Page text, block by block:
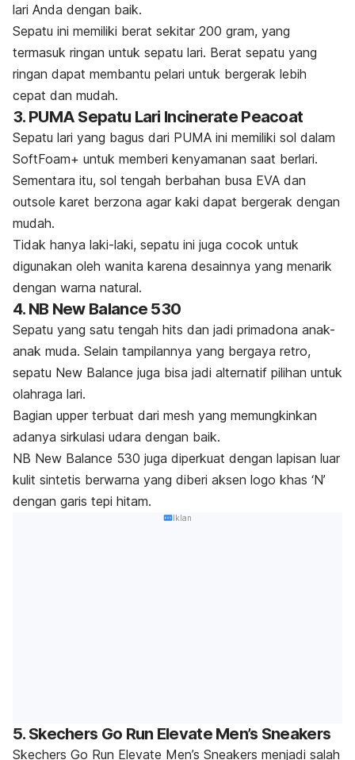
lari Anda dengan baik.
Sepatu ini memiliki berat sekitar 200 gram, yang
termasuk ringan untuk sepatu lari. Berat sepatu yang
ringan dapat membantu pelari untuk bergerak lebih
cepat dan mudah.
3. PUMA Sepatu Lari Incinerate Peacoat
Sepatu lari yang bagus dari PUMA ini memiliki sol dalam
SoftFoam+ untuk memberi kenyamanan saat berlari.
Sementara itu, sol tengah berbahan busa EVA dan
outsole karet berzona agar kaki dapat bergerak dengan
mudah.
Tidak hanya laki-laki, sepatu ini juga cocok untuk
digunakan oleh wanita karena desainnya yang menarik
dengan warna natural.
4. NB New Balance 530
Sepatu yang satu tengah hits dan jadi primadona anak-
anak muda. Selain tampilannya yang bergaya retro,
sepatu New Balance juga bisa jadi alternatif pilihan untuk
olahraga lari.
Bagian upper terbuat dari mesh yang memungkinkan
adanya sirkulasi udara dengan baik.
NB New Balance 530 juga diperkuat dengan lapisan luar
kulit sintetis berwarna yang diberi aksen logo khas ‘N’
dengan garis tepi hitam.
Iklan
5. Skechers Go Run Elevate Men’s Sneakers
Skechers Go Run Elevate Men’s Sneakers menjadi salah